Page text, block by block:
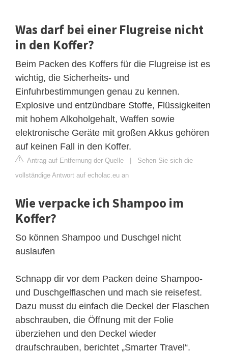
Was darf bei einer Flugreise nicht
in den Koffer?
Beim Packen des Koffers für die Flugreise ist es
wichtig, die Sicherheits- und
Einfuhrbestimmungen genau zu kennen.
Explosive und entzündbare Stoffe, Flüssigkeiten
mit hohem Alkoholgehalt, Waffen sowie
elektronische Geräte mit großen Akkus gehören
auf keinen Fall in den Koffer.
Antrag auf Entfernung der Quelle | Sehen Sie sich die
vollständige Antwort auf echolac.eu an
Wie verpacke ich Shampoo im
Koffer?
So können Shampoo und Duschgel nicht
auslaufen
Schnapp dir vor dem Packen deine Shampoo-
und Duschgelflaschen und mach sie reisefest.
Dazu musst du einfach die Deckel der Flaschen
abschrauben, die Öffnung mit der Folie
überziehen und den Deckel wieder
draufschrauben, berichtet „Smarter Travel“.